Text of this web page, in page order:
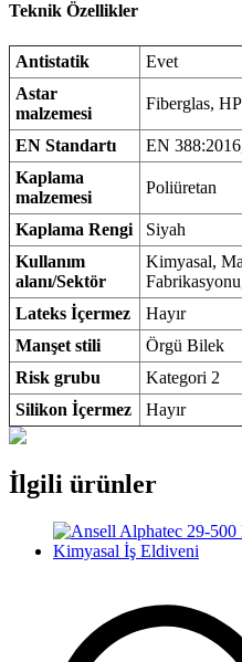
Teknik Özellikler
Antistatik
Evet
Astar
malzemesi
Fiberglas,
EN Standartı
EN
Kaplama
malzemesi
Poliüretan
Kaplama Rengi
Siyah
Kullanım
alanı/Sektör
Kimyasal,
Lateks İçermez
Hayır
Manşet stili
Örgü Bilek
Risk grubu
Kategori 2
Silikon İçermez
Hayır
İlgili ürünler